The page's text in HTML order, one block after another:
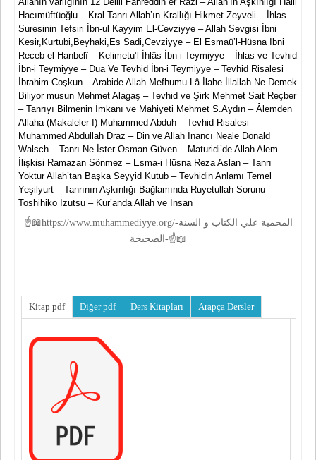
Hacımüftüoğlu – Kral Tanrı Allah’ın Krallığı Hikmet Zeyveli – İhlas
Suresinin Tefsiri İbn-ul Kayyim El-Cevziyye – Allah Sevgisi İbni
Kesir,Kurtubi,Beyhaki,Es Sadi,Cevziyye – El Esmaü’l-Hüsna İbni
Receb el-Hanbelî – Kelimetu’l İhlâs İbn-i Teymiyye – İhlas ve Tevhid
İbn-i Teymiyye – Dua Ve Tevhid İbn-i Teymiyye – Tevhid Risalesi
İbrahim Coşkun – Arabide Allah Mefhumu Lâ İlahe İllallah Ne Demek
Biliyor musun Mehmet Alagaş – Tevhid ve Şirk Mehmet Sait Reçber
– Tanrıyı Bilmenin İmkanı ve Mahiyeti Mehmet S.Aydın – Âlemden
Allaha (Makaleler I) Muhammed Abduh – Tevhid Risalesi
Muhammed Abdullah Draz – Din ve Allah İnancı Neale Donald
Walsch – Tanrı Ne İster Osman Güven – Maturidi’de Allah Alem
İlişkisi Ramazan Sönmez – Esma-i Hüsna Reza Aslan – Tanrı
Yoktur Allah’tan Başka Seyyid Kutub – Tevhidin Anlamı Temel
Yeşilyurt – Tanrının Aşkınlığı Bağlamında Ruyetullah Sorunu
Toshihiko İzutsu – Kur’anda Allah ve İnsan
☝📖https://www.muhammediyye.org/-المحمية علي الكتاب و السنة
الصحيحة-☝📖
Kitap pdf Diğer pdf Ders Kitapları Arapça Dersler